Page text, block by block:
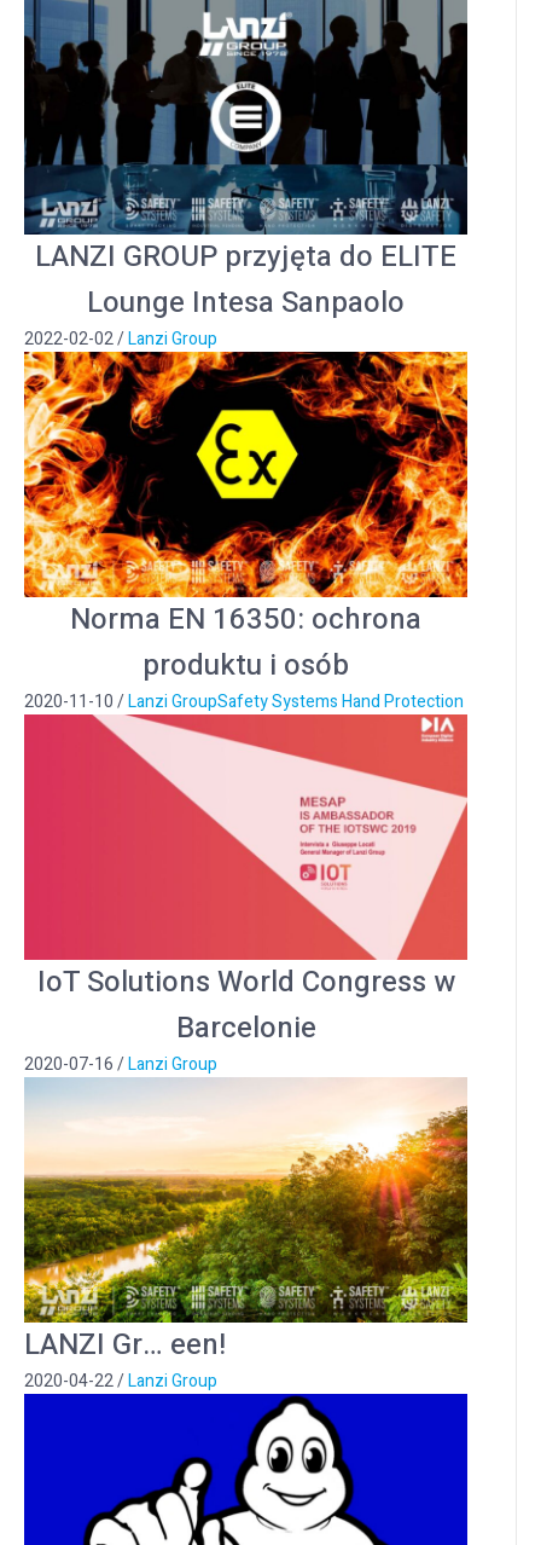
LANZI GROUP przyjęta do ELITE
Lounge Intesa Sanpaolo
2022-02-02/Lanzi Group
Norma EN 16350: ochrona
produktu i osób
2020-11-10/Lanzi GroupSafety Systems Hand Protection
IoT Solutions World Congress w
Barcelonie
2020-07-16/Lanzi Group
LANZI Gr… een!
2020-04-22/Lanzi Group